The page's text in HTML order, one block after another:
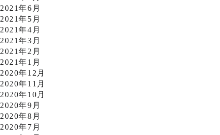
2021年6月
2021年5月
2021年4月
2021年3月
2021年2月
2021年1月
2020年12月
2020年11月
2020年10月
2020年9月
2020年8月
2020年7月